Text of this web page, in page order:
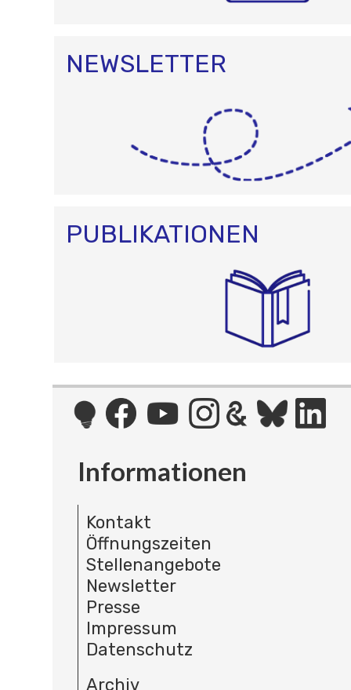
NEWSLETTER
PUBLIKATIONEN
Informationen
Kontakt
Öffnungszeiten
Stellenangebote
Newsletter
Presse
Impressum
Datenschutz
Archiv